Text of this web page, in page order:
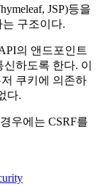
JSP)등을
구조이다.
의 앤드포인트
하도록 한다. 이
쿠키에 의존하
다.
우에는 CSRF를